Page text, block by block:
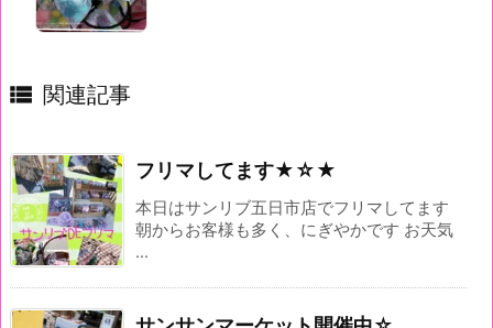
 関連記事
フリマしてます★☆★
本日はサンリブ五日市店でフリマしてます
朝からお客様も多く、にぎやかです お天気
...